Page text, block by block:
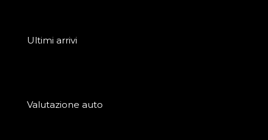
Ultimi arrivi
Valutazione auto